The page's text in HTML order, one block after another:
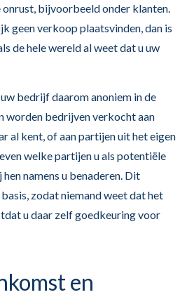
bijvoorbeeld onder klanten.
geen verkoop plaatsvinden, dan is
de hele wereld al weet dat u uw
bedrijf daarom anoniem in de
worden bedrijven verkocht aan
al kent, of aan partijen uit het eigen
welke partijen u als potentiële
namens u benaderen. Dit
zodat niemand weet dat het
u daar zelf goedkeuring voor
en